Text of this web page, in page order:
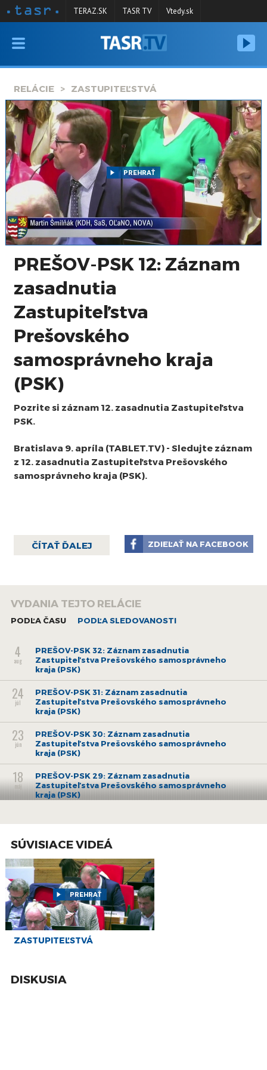
VYSIELANIE
SPRAVODAJSTVO
KONTAKT
ARCHÍV
TERAZ.SK TASR TV Vtedy.sk
RELÁCIE ZASTUPITEĽSTVÁ
PREHRAŤ
PREŠOV-PSK 12: Záznam
zasadnutia
Zastupiteľstva
Prešovského
samosprávneho kraja
(PSK)
Pozrite si záznam 12. zasadnutia Zastupiteľstva
PSK.
Bratislava 9. apríla (TABLET.TV) - Sledujte záznam
z 12. zasadnutia Zastupiteľstva Prešovského
samosprávneho kraja (PSK).
ČÍTAŤ ĎALEJ ZDIEĽAŤ NA FACEBOOK
VYDANIA TEJTO RELÁCIE
PODĽA ČASU PODĽA SLEDOVANOSTI
4
aug
PREŠOV-PSK 32: Záznam zasadnutia
Zastupiteľstva Prešovského samosprávneho
kraja (PSK)
24
júl
PREŠOV-PSK 31: Záznam zasadnutia
Zastupiteľstva Prešovského samosprávneho
kraja (PSK)
23
jún
PREŠOV-PSK 30: Záznam zasadnutia
Zastupiteľstva Prešovského samosprávneho
kraja (PSK)
18
máj
PREŠOV-PSK 29: Záznam zasadnutia
Zastupiteľstva Prešovského samosprávneho
kraja (PSK)
Zastupiteľstva Prešovského samosprávneho
9
feb
PREŠOV-PSK 27: Záznam zasadnutia
Zastupiteľstva Prešovského samosprávneho
kraja (PSK)
8
dec
PREŠOV-PSK 26: Záznam zasadnutia
Zastupiteľstva Prešovského samosprávneho
kraja (PSK)
18
PREŠOV-PSK 25: Záznam zasadnutia
13
PREŠOV-PSK 24: Záznam zasadnutia
SÚVISIACE VIDEÁ
PREHRAŤ
ZASTUPITEĽSTVÁ
DISKUSIA